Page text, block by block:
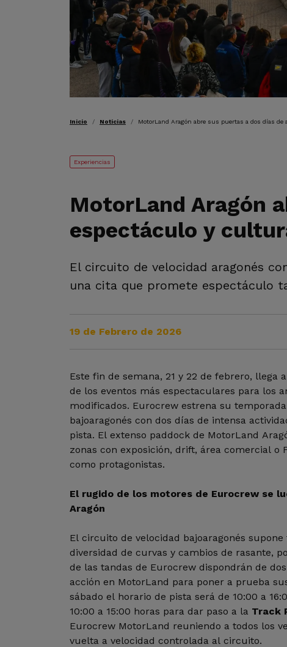
RUTA DE
Inicio Noticias MotorLand Aragón abre sus puertas a dos días
Experiencias
MotorLand Aragón
espectáculo y
El circuito de velocidad aragonés
una cita que promete espectáculo
19 de Febrero de 2026
Este fin de semana, 21 y 22 de febrero, llega
de los eventos más espectaculares para los
modificados. Eurocrew estrena su
bajoaragonés con dos días de intensa
pista. El extenso paddock de MotorLand
zonas con exposición, drift, área comercial o
como protagonistas.
El rugido de los motores de Eurocrew se
Aragón
El circuito de velocidad bajoaragonés
diversidad de curvas y cambios de rasante,
de las tandas de Eurocrew dispondrán de
acción en MotorLand para poner a prueba
sábado el horario de pista será de 10:00 a
10:00 a 15:00 horas para dar paso a la Track
Eurocrew MotorLand reuniendo a todos los
vuelta a velocidad controlada al circuito.